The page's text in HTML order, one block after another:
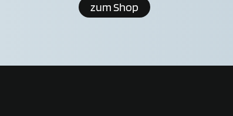
zum Shop